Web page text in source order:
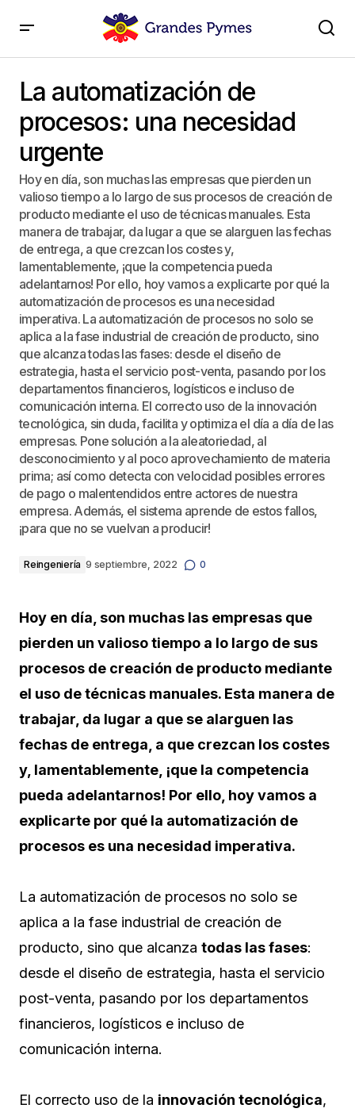
La automatización de
procesos: una necesidad
urgente
Hoy en día, son muchas las empresas que pierden un
valioso tiempo a lo largo de sus procesos de creación de
producto mediante el uso de técnicas manuales. Esta
manera de trabajar, da lugar a que se alarguen las fechas
de entrega, a que crezcan los costes y,
lamentablemente, ¡que la competencia pueda
adelantarnos! Por ello, hoy vamos a explicarte por qué la
automatización de procesos es una necesidad
imperativa. La automatización de procesos no solo se
aplica a la fase industrial de creación de producto, sino
que alcanza todas las fases: desde el diseño de
estrategia, hasta el servicio post-venta, pasando por los
departamentos financieros, logísticos e incluso de
comunicación interna. El correcto uso de la innovación
tecnológica, sin duda, facilita y optimiza el día a día de las
empresas. Pone solución a la aleatoriedad, al
desconocimiento y al poco aprovechamiento de materia
prima; así como detecta con velocidad posibles errores
de pago o malentendidos entre actores de nuestra
empresa. Además, el sistema aprende de estos fallos,
¡para que no se vuelvan a producir!
Reingeniería 9 septiembre, 2022 0
Hoy en día, son muchas las empresas que
pierden un valioso tiempo a lo largo de sus
procesos de creación de producto mediante
el uso de técnicas manuales. Esta manera de
trabajar, da lugar a que se alarguen las
fechas de entrega, a que crezcan los costes
y, lamentablemente, ¡que la competencia
pueda adelantarnos! Por ello, hoy vamos a
explicarte por qué la automatización de
procesos es una necesidad imperativa.
La automatización de procesos no solo se
aplica a la fase industrial de creación de
producto, sino que alcanza todas las fases:
desde el diseño de estrategia, hasta el servicio
post-venta, pasando por los departamentos
financieros, logísticos e incluso de
comunicación interna.
El correcto uso de la innovación tecnológica,